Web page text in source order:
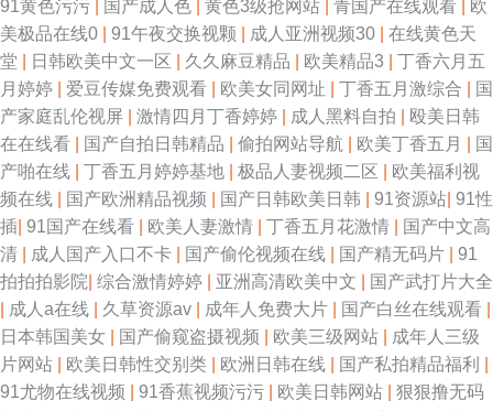
91黄色污污
国产成人色 黄色3级抢网站 青国产在线观看
欧
美极品在线0
91午夜交换视颗 成人亚洲视频30
在线黄色天
堂
日韩欧美中文一区 久久麻豆精品 欧美精品3
丁香六月五
月婷婷
爱豆传媒免费观看 欧美女同网址 丁香五月激综合
国
产家庭乱伦视屏
激情四月丁香婷婷 成人黑料自拍
殴美日韩
在在线看
国产自拍日韩精品 偷拍网站导航 欧美丁香五月
国
产啪在线
丁香五月婷婷基地 极品人妻视频二区
欧美福利视
频在线
国产欧洲精品视频 国产日韩欧美日韩 91资源站 91性
插 91国产在线看 欧美人妻激情 丁香五月花激情
国产中文高
清
成人国产入口不卡 国产偷伦视频在线 国产精无码片
91
拍拍拍影院 综合激情婷婷 亚洲高清欧美中文
国产武打片大全
成人a在线 久草资源av 成年人免费大片 国产白丝在线观看
日本韩国美女
国产偷窥盗摄视频 欧美三级网站
成年人三级
片网站
欧美日韩性交别类 欧洲日韩在线 国产私拍精品福利
91尤物在线视频
91香蕉视频污污 欧美日韩网站
狠狠撸无码